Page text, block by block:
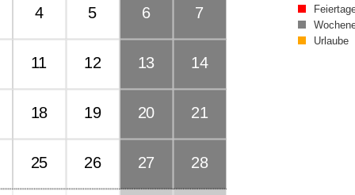
4 5 6 7
11 12 13 14
18 19 20 21
25 26 27 28
Urlaube